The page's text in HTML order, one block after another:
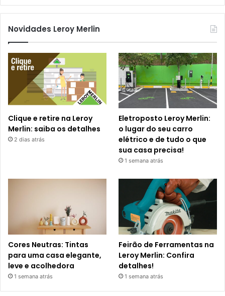
Novidades Leroy Merlin
Clique e retire na Leroy
Merlin: saiba os detalhes
2 dias atrás
Eletroposto Leroy Merlin:
o lugar do seu carro
elétrico e de tudo o que
sua casa precisa!
1 semana atrás
Cores Neutras: Tintas
para uma casa elegante,
leve e acolhedora
1 semana atrás
Feirão de Ferramentas na
Leroy Merlin: Confira
detalhes!
1 semana atrás